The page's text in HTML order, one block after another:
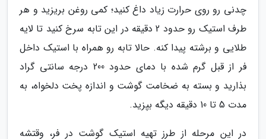
چدنی رو روی حرارت زیاد داغ کنید؛ کمی روغن بریزید و هر
طرف استیک رو حدود 2 دقیقه در این تابه سرخ کنید تا لایه
طلایی و برشته پیدا کنه. حالا تابه رو همراه با استیک داخل
فر از قبل گرم شده با دمای حدود 200 درجه سانتی گراد
بذارید و بسته به ضخامت گوشت و اندازه پخت دلخواه، به
مدت 5 تا 10 دقیقه دیگه بپزید.
در این مرحله از طرز تهیه استیک گوشت در فر، وقتشه